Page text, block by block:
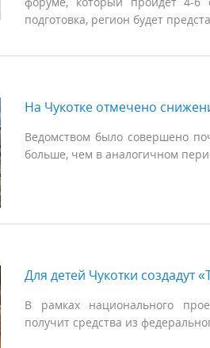
подготовка, регион будет
На Чукотке отмечено
Ведомством было совершено
больше, чем в аналогичном
Для детей Чукотки создадут
В рамках национального
получит средства из